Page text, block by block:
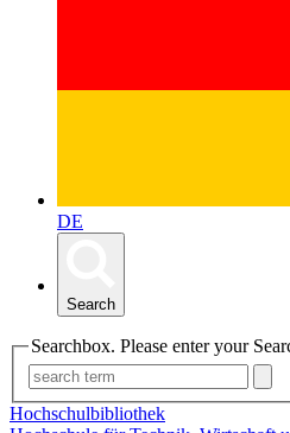
DE
Search
Searchbox. Please enter your
Hochschulbibliothek